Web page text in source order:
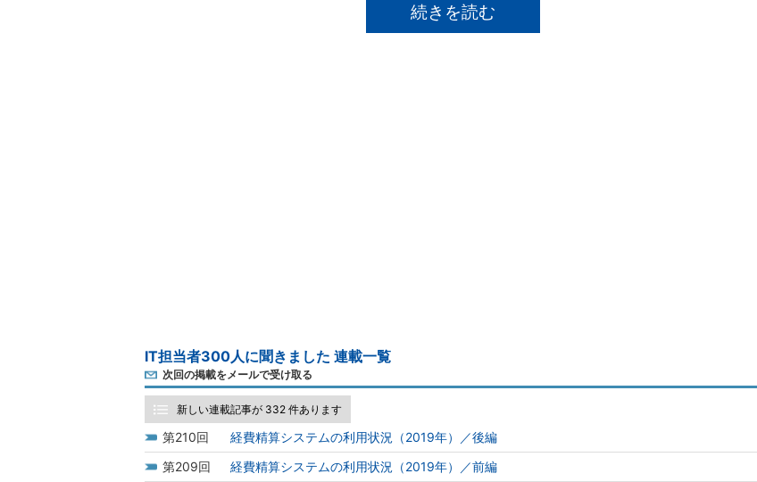
続きを読む
IT担当者300人に聞きました 連載一覧
次回の掲載をメールで受け取る
新しい連載記事が 332 件あります
210
経費精算システムの利用状況（2019年）／後編
209
経費精算システムの利用状況（2019年）／前編